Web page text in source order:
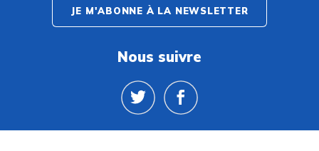
JE M'ABONNE À LA NEWSLETTER
Nous suivre